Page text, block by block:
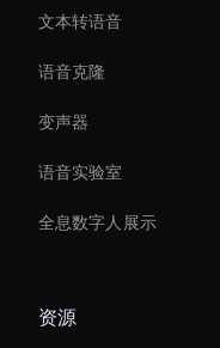
文本转语音
语音克隆
变声器
语音实验室
全息数字人展示
资源